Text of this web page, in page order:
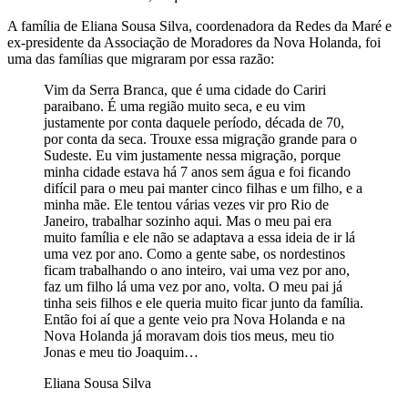
A família de Eliana Sousa Silva, coordenadora da Redes da Maré e
ex-presidente da Associação de Moradores da Nova Holanda, foi
uma das famílias que migraram por essa razão:
Vim da Serra Branca, que é uma cidade do Cariri
paraibano. É uma região muito seca, e eu vim
justamente por conta daquele período, década de 70,
por conta da seca. Trouxe essa migração grande para o
Sudeste. Eu vim justamente nessa migração, porque
minha cidade estava há 7 anos sem água e foi ficando
difícil para o meu pai manter cinco filhas e um filho, e a
minha mãe. Ele tentou várias vezes vir pro Rio de
Janeiro, trabalhar sozinho aqui. Mas o meu pai era
muito família e ele não se adaptava a essa ideia de ir lá
uma vez por ano. Como a gente sabe, os nordestinos
ficam trabalhando o ano inteiro, vai uma vez por ano,
faz um filho lá uma vez por ano, volta. O meu pai já
tinha seis filhos e ele queria muito ficar junto da família.
Então foi aí que a gente veio pra Nova Holanda e na
Nova Holanda já moravam dois tios meus, meu tio
Jonas e meu tio Joaquim…
Eliana Sousa Silva